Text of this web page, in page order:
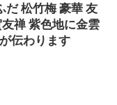
だ 松竹梅 豪華 友
禅 紫色地に金雲
伝わります